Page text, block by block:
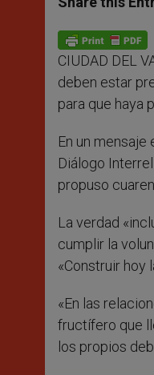
s
p
p
e
g
e
r
b
o
k
CIUDAD DEL
deben estar
para que haya
En un
Diálogo
propuso
La verdad
cumplir la
«Construir hoy
«En las
fructífero que
los propios